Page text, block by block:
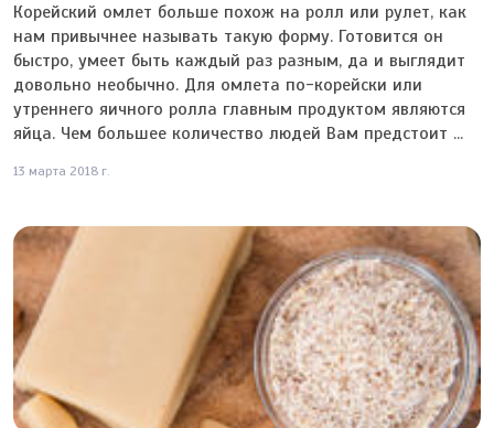
Корейский омлет больше похож на ролл или рулет, как
нам привычнее называть такую форму. Готовится он
быстро, умеет быть каждый раз разным, да и выглядит
довольно необычно. Для омлета по-корейски или
утреннего яичного ролла главным продуктом являются
яйца. Чем большее количество людей Вам предстоит ...
13 марта 2018 г.